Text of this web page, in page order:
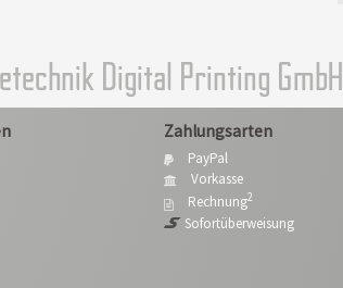
Digital Printing GmbH
Zahlungsarten
PayPal
Vorkasse
Rechnung2
Sofortüberweisung